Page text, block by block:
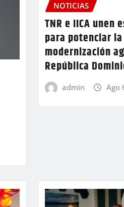
NOTICIAS
TNR e IICA unen
para potenciar la
modernización
República
admin Ago